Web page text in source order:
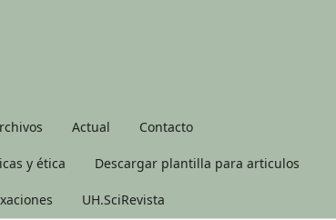
Actual Contacto
y ética Descargar plantilla para articulos
UH.SciRevista